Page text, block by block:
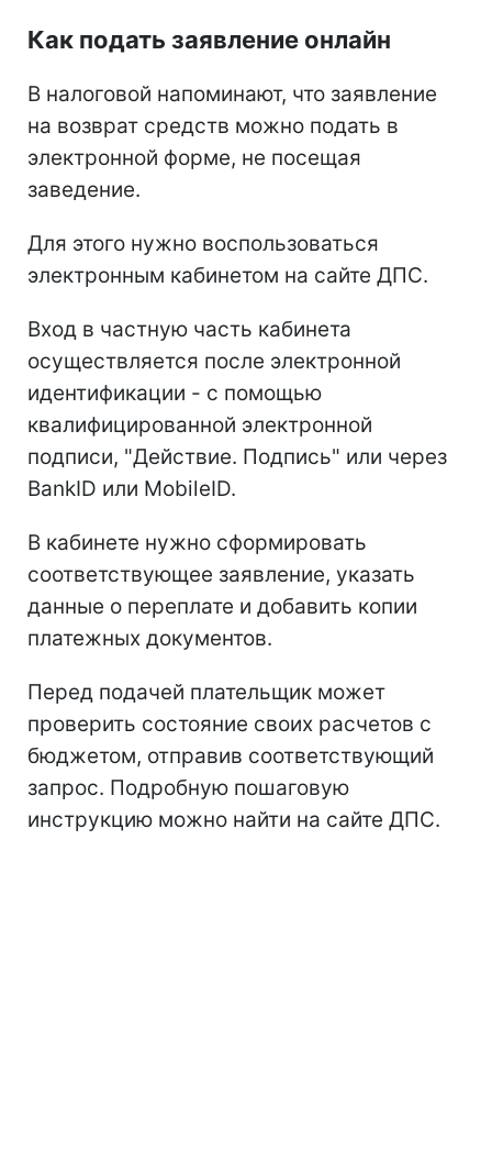
Как подать заявление онлайн
В налоговой напоминают, что заявление
на возврат средств можно подать в
электронной форме, не посещая
заведение.
Для этого нужно воспользоваться
электронным кабинетом на сайте ДПС.
Вход в частную часть кабинета
осуществляется после электронной
идентификации - с помощью
квалифицированной электронной
подписи, "Действие. Подпись" или через
BankID или MobileID.
В кабинете нужно сформировать
соответствующее заявление, указать
данные о переплате и добавить копии
платежных документов.
Перед подачей плательщик может
проверить состояние своих расчетов с
бюджетом, отправив соответствующий
запрос. Подробную пошаговую
инструкцию можно найти на сайте ДПС.